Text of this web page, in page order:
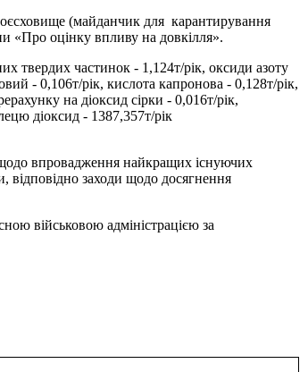
(майданчик для карантирування
«Про оцінку впливу на довкілля».
твердих частинок - 1,124т/рік, оксиди азоту
- 0,106т/рік, кислота капронова - 0,128т/рік,
на діоксид сірки - 0,016т/рік,
діоксид - 1387,357т/рік
впровадження найкращих існуючих
відповідно заходи щодо досягнення
військовою адміністрацією за